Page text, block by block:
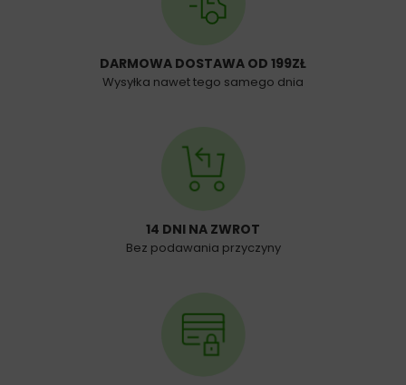
DARMOWA DOSTAWA OD 199ZŁ
Wysyłka nawet tego samego dnia
14 DNI NA ZWROT
Bez podawania przyczyny